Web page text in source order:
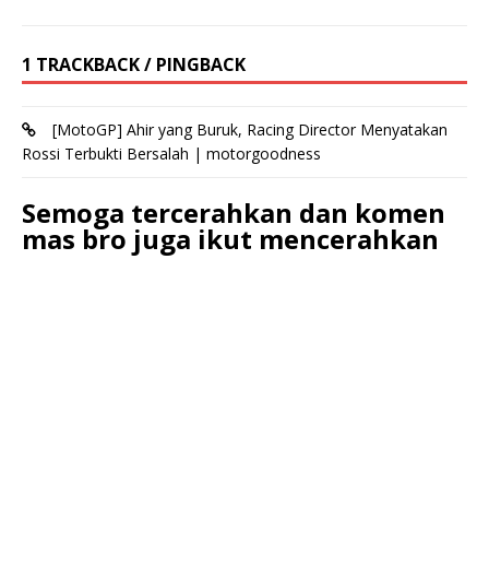
1 TRACKBACK / PINGBACK
[MotoGP] Ahir yang Buruk, Racing Director Menyatakan
Rossi Terbukti Bersalah | motorgoodness
Semoga tercerahkan dan komen
mas bro juga ikut mencerahkan